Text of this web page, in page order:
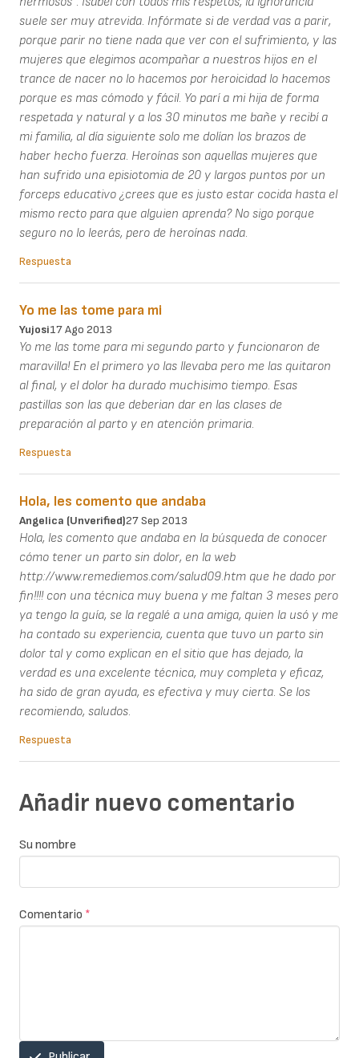
suele ser muy atrevida. Infórmate si de verdad vas a parir,
porque parir no tiene nada que ver con el sufrimiento, y las
mujeres que elegimos acompañar a nuestros hijos en el
trance de nacer no lo hacemos por heroicidad lo hacemos
porque es mas cómodo y fácil. Yo parí a mi hija de forma
respetada y natural y a los 30 minutos me bañe y recibí a
mi familia, al día siguiente solo me dolían los brazos de
haber hecho fuerza. Heroínas son aquellas mujeres que
han sufrido una episiotomia de 20 y largos puntos por un
forceps educativo ¿crees que es justo estar cocida hasta el
mismo recto para que alguien aprenda? No sigo porque
seguro no lo leerás, pero de heroínas nada.
Respuesta
Yo me las tome para mi
Yujosi17 Ago 2013
Yo me las tome para mi segundo parto y funcionaron de
maravilla! En el primero yo las llevaba pero me las quitaron
al final, y el dolor ha durado muchisimo tiempo. Esas
pastillas son las que deberian dar en las clases de
preparación al parto y en atención primaria.
Respuesta
Hola, les comento que andaba
Angelica (unverified)27 Sep 2013
Hola, les comento que andaba en la búsqueda de conocer
cómo tener un parto sin dolor, en la web
http://www.remediemos.com/salud09.htm que he dado por
fin!!!! con una técnica muy buena y me faltan 3 meses pero
ya tengo la guía, se la regalé a una amiga, quien la usó y me
ha contado su experiencia, cuenta que tuvo un parto sin
dolor tal y como explican en el sitio que has dejado, la
verdad es una excelente técnica, muy completa y eficaz,
ha sido de gran ayuda, es efectiva y muy cierta. Se los
recomiendo, saludos.
Respuesta
Añadir nuevo comentario
Su nombre
Comentario *